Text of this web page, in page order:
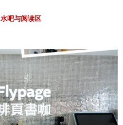
水吧与阅读区